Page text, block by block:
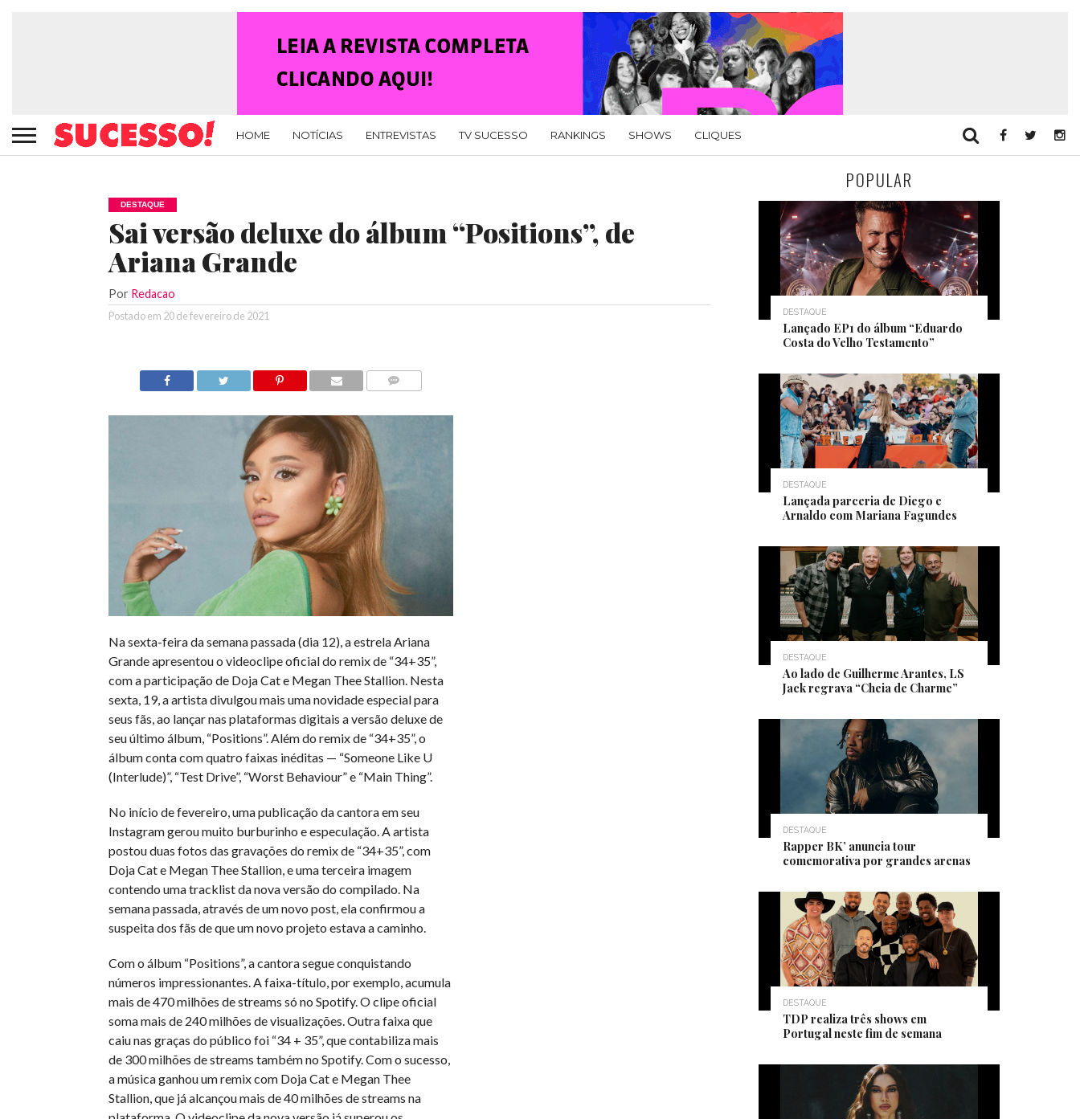
HOME NOTÍCIAS ENTREVISTAS TV SUCESSO RANKINGS SHOWS CLIQUES
DESTAQUE
Sai versão deluxe do álbum “Positions”, de
Ariana Grande
Por Redacao
Postado em 20 de fevereiro de 2021
Na sexta-feira da semana passada (dia 12), a estrela Ariana
Grande apresentou o videoclipe oficial do remix de “34+35”,
com a participação de Doja Cat e Megan Thee Stallion. Nesta
sexta, 19, a artista divulgou mais uma novidade especial para
seus fãs, ao lançar nas plataformas digitais a versão deluxe de
seu último álbum, “Positions”. Além do remix de “34+35”, o
álbum conta com quatro faixas inéditas — “Someone Like U
(Interlude)”, “Test Drive”, “Worst Behaviour” e “Main Thing”.
No início de fevereiro, uma publicação da cantora em seu
Instagram gerou muito burburinho e especulação. A artista
postou duas fotos das gravações do remix de “34+35”, com
Doja Cat e Megan Thee Stallion, e uma terceira imagem
contendo uma tracklist da nova versão do compilado. Na
semana passada, através de um novo post, ela confirmou a
suspeita dos fãs de que um novo projeto estava a caminho.
Com o álbum “Positions”, a cantora segue conquistando
números impressionantes. A faixa-título, por exemplo, acumula
mais de 470 milhões de streams só no Spotify. O clipe oficial
soma mais de 240 milhões de visualizações. Outra faixa que
caiu nas graças do público foi “34 + 35”, que contabiliza mais
de 300 milhões de streams também no Spotify. Com o sucesso,
a música ganhou um remix com Doja Cat e Megan Thee
Stallion, que já alcançou mais de 40 milhões de streams na
POPULAR
DESTAQUE
Lançado EP1 do álbum “Eduardo
Costa do Velho Testamento”
DESTAQUE
Lançada parceria de Diego e
Arnaldo com Mariana Fagundes
DESTAQUE
Ao lado de Guilherme Arantes, LS
Jack regrava “Cheia de Charme”
DESTAQUE
Rapper BK’ anuncia tour
comemorativa por grandes arenas
DESTAQUE
TDP realiza três shows em
Portugal neste fim de semana